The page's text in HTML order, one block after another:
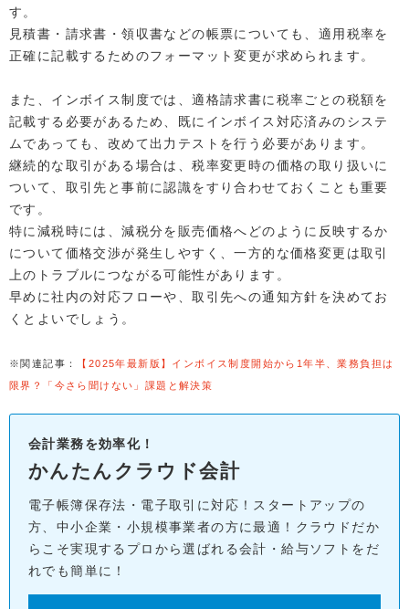
す。
見積書・請求書・領収書などの帳票についても、適用税率を
正確に記載するためのフォーマット変更が求められます。
また、インボイス制度では、適格請求書に税率ごとの税額を
記載する必要があるため、既にインボイス対応済みのシステ
ムであっても、改めて出力テストを行う必要があります。
継続的な取引がある場合は、税率変更時の価格の取り扱いに
ついて、取引先と事前に認識をすり合わせておくことも重要
です。
特に減税時には、減税分を販売価格へどのように反映するか
について価格交渉が発生しやすく、一方的な価格変更は取引
上のトラブルにつながる可能性があります。
早めに社内の対応フローや、取引先への通知方針を決めてお
くとよいでしょう。
※関連記事：
【2025年最新版】インボイス制度開始から1年半、業務負担は
限界？「今さら聞けない」課題と解決策
会計業務を効率化！
かんたんクラウド会計
電子帳簿保存法・電子取引に対応！スタートアップの
方、中小企業・小規模事業者の方に最適！クラウドだか
らこそ実現するプロから選ばれる会計・給与ソフトをだ
れでも簡単に！